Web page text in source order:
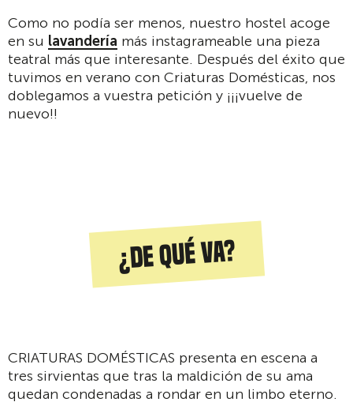
Como no podía ser menos, nuestro hostel acoge
en su lavandería más instagrameable una pieza
teatral más que interesante. Después del éxito que
tuvimos en verano con Criaturas Domésticas, nos
doblegamos a vuestra petición y ¡¡¡vuelve de
nuevo!!
¿De qué va?
CRIATURAS DOMÉSTICAS presenta en escena a
tres sirvientas que tras la maldición de su ama
quedan condenadas a rondar en un limbo eterno.